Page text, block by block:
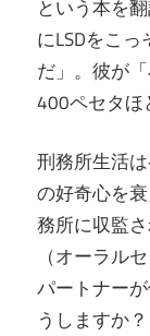
という本を
にLSDをこ
だ」。彼が
400ペセタほ
刑務所生活
の好奇心を
務所に収監
（オーラル
パートナー
うしますか